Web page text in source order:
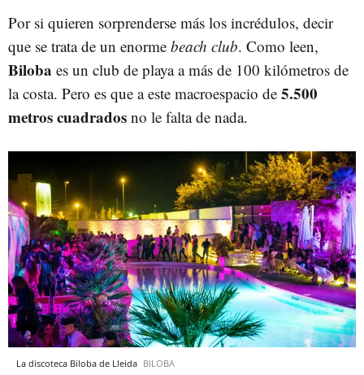
Por si quieren sorprenderse más los incrédulos, decir
que se trata de un enorme beach club. Como leen,
Biloba es un club de playa a más de 100 kilómetros de
la costa. Pero es que a este macroespacio de 5.500
metros cuadrados no le falta de nada.
La discoteca Biloba de Lleida BILOBA